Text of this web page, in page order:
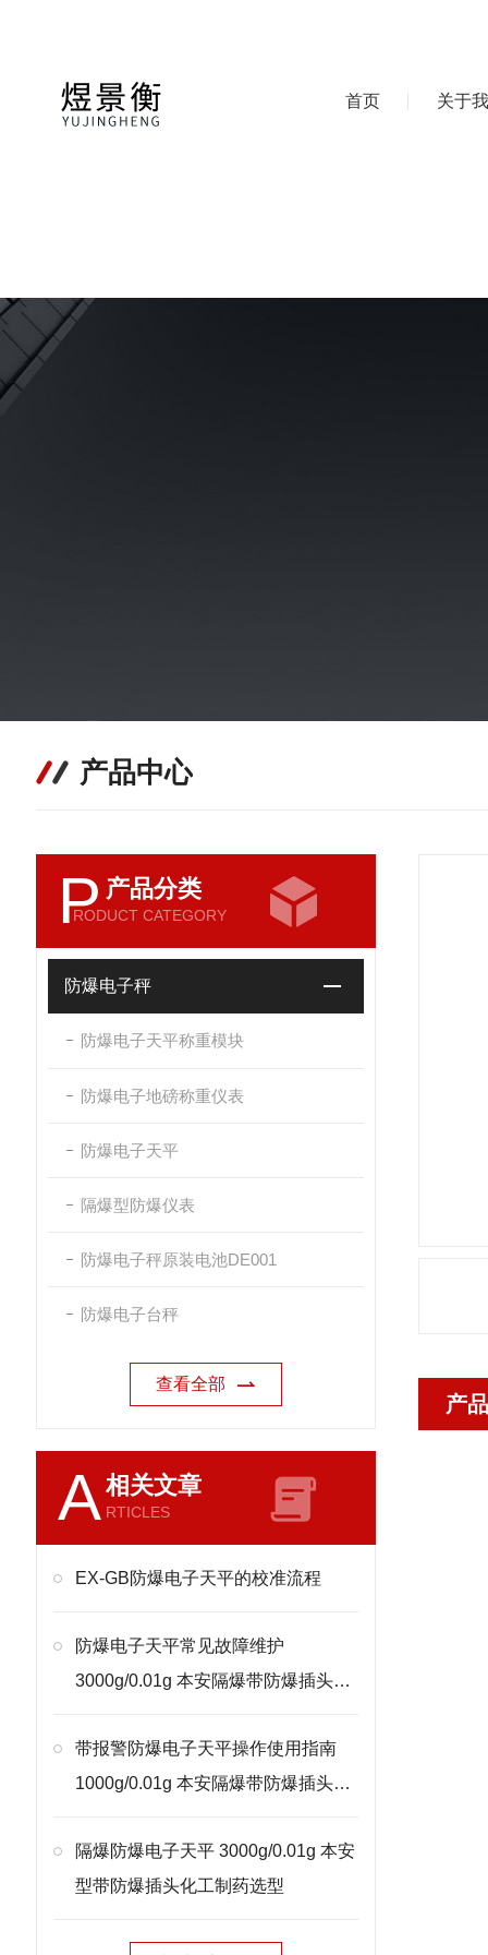
首页 关于
产品中心
P 产品分类
RODUCT CATEGORY
防爆电子秤
防爆电子天平称重模块
防爆电子地磅称重仪表
防爆电子天平
隔爆型防爆仪表
防爆电子秤原装电池DE001
防爆电子台秤
查看全部
A相关文章
RTICLES
EX-GB防爆电子天平的校准流程
防爆电子天平常见故障维护
3000g/0.01g 本安隔爆带防爆插头处
带报警防爆电子天平操作使用指南
1000g/0.01g 本安隔爆带防爆插头校
隔爆防爆电子天平 3000g/0.01g 本安
型带防爆插头化工制药选型
产